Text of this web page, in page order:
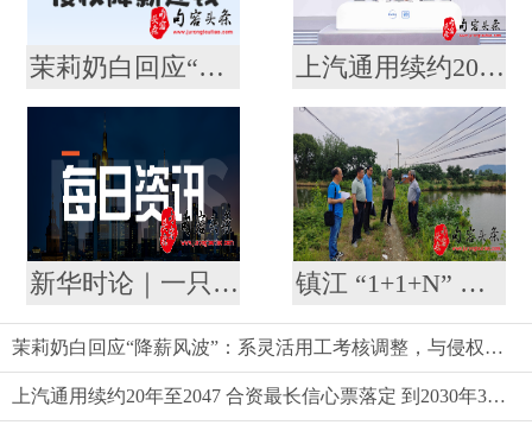
茉莉奶白回应“降薪风波”：系灵活用工考核调整，与侵权案无关 上汽通用续约20年至2047 合资最长信心票落定 到2030年30款新能源奔涌而来
新华时论｜一只“竹知了”的回响 镇江 “1+1+N” 农技推广赋能水产绿色转型 生态养殖模式助农提质增效
茉莉奶白回应“降薪风波”：系灵活用工考核调整，与侵权案无关
上汽通用续约20年至2047 合资最长信心票落定 到2030年30款新能源奔涌而来